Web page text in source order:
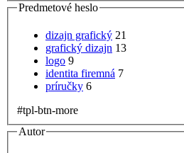
Predmetové heslo
dizajn grafický 21
grafický dizajn 13
logo 9
identita firemná 7
príručky 6
#tpl-btn-more
Autor